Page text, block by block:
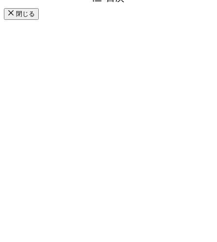
閉じる